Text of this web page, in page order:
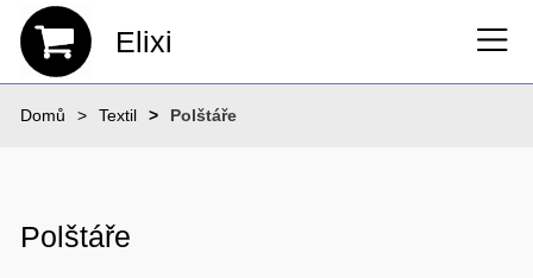
Elixi
Domů Textil Polštáře
Polštáře